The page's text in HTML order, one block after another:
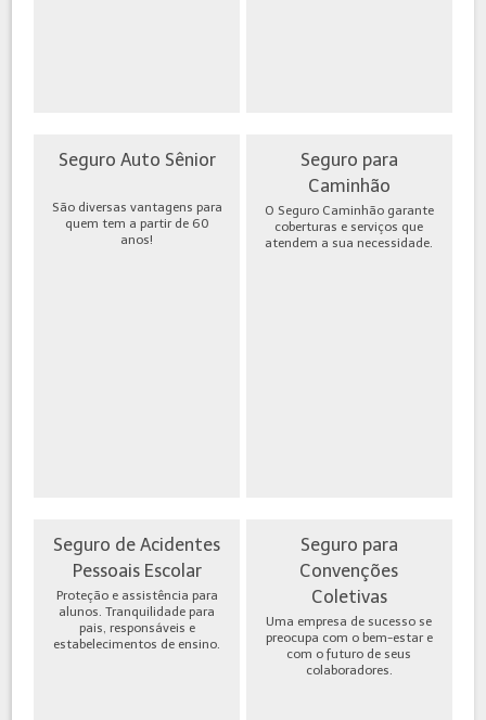
Seguro Auto Sênior
São diversas vantagens para
quem tem a partir de 60
anos!
Seguro para
Caminhão
O Seguro Caminhão garante
coberturas e serviços que
atendem a sua necessidade.
Seguro de Acidentes
Pessoais Escolar
Proteção e assistência para
alunos. Tranquilidade para
pais, responsáveis e
estabelecimentos de ensino.
Seguro para
Convenções
Coletivas
Uma empresa de sucesso se
preocupa com o bem-estar e
com o futuro de seus
colaboradores.